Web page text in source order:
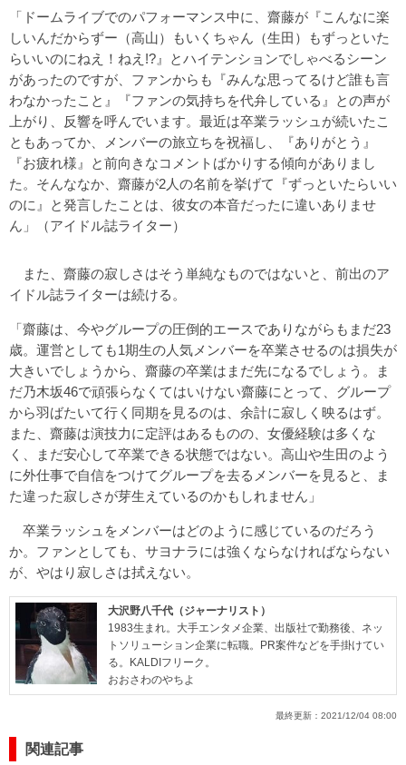
「ドームライブでのパフォーマンス中に、齋藤が『こんなに楽
しいんだからずー（高山）もいくちゃん（生田）もずっといた
らいいのにねえ！ねえ!?』とハイテンションでしゃべるシーン
があったのですが、ファンからも『みんな思ってるけど誰も言
わなかったこと』『ファンの気持ちを代弁している』との声が
上がり、反響を呼んでいます。最近は卒業ラッシュが続いたこ
ともあってか、メンバーの旅立ちを祝福し、『ありがとう』
『お疲れ様』と前向きなコメントばかりする傾向がありまし
た。そんななか、齋藤が2人の名前を挙げて『ずっといたらいい
のに』と発言したことは、彼女の本音だったに違いありませ
ん」（アイドル誌ライター）
また、齋藤の寂しさはそう単純なものではないと、前出のア
イドル誌ライターは続ける。
「齋藤は、今やグループの圧倒的エースでありながらもまだ23
歳。運営としても1期生の人気メンバーを卒業させるのは損失が
大きいでしょうから、齋藤の卒業はまだ先になるでしょう。ま
だ乃木坂46で頑張らなくてはいけない齋藤にとって、グループ
から羽ばたいて行く同期を見るのは、余計に寂しく映るはず。
また、齋藤は演技力に定評はあるものの、女優経験は多くな
く、まだ安心して卒業できる状態ではない。高山や生田のよう
に外仕事で自信をつけてグループを去るメンバーを見ると、ま
た違った寂しさが芽生えているのかもしれません」
卒業ラッシュをメンバーはどのように感じているのだろう
か。ファンとしても、サヨナラには強くならなければならない
が、やはり寂しさは拭えない。
大沢野八千代（ジャーナリスト）
1983生まれ。大手エンタメ企業、出版社で勤務後、ネッ
トソリューション企業に転職。PR案件などを手掛けてい
る。KALDIフリーク。
おおさわのやちよ
最終更新： 2021/12/04 08:00
関連記事